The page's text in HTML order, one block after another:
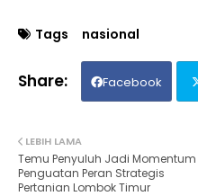
Tags nasional
Facebook
ter
LEBIH LAMA
Temu Penyuluh Jadi Momentum
Penguatan Peran Strategis
Pertanian Lombok Timur